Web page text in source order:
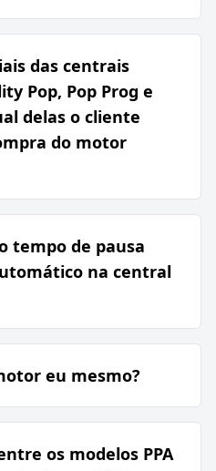
das centrais
Pop, Pop Prog e
delas o cliente
do motor
tempo de pausa
na central
eu mesmo?
os modelos PPA